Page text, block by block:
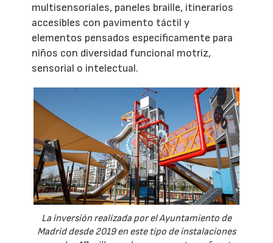
multisensoriales, paneles braille, itinerarios
accesibles con pavimento táctil y
elementos pensados específicamente para
niños con diversidad funcional motriz,
sensorial o intelectual.
La inversión realizada por el Ayuntamiento de
Madrid desde 2019 en este tipo de instalaciones